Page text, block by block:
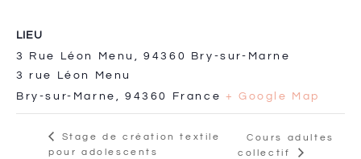
LIEU
3 Rue Léon Menu, 94360 Bry-sur-Marne
3 rue Léon Menu
Bry-sur-Marne , 94360 France + Google Map
Stage de création textile
pour adolescents
Cours adultes
collectif